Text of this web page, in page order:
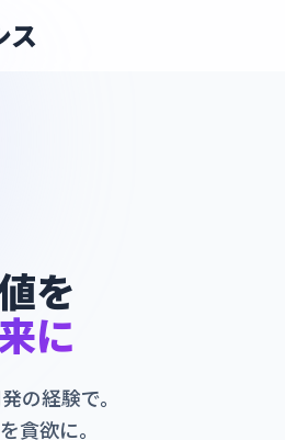
ス
を
に
の経験で。
貪欲に。